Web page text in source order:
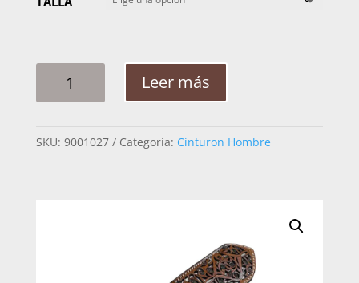
HOMBRE
FONDO
Leer más
SKU: 9001027 Categoría: Cinturon Hombre